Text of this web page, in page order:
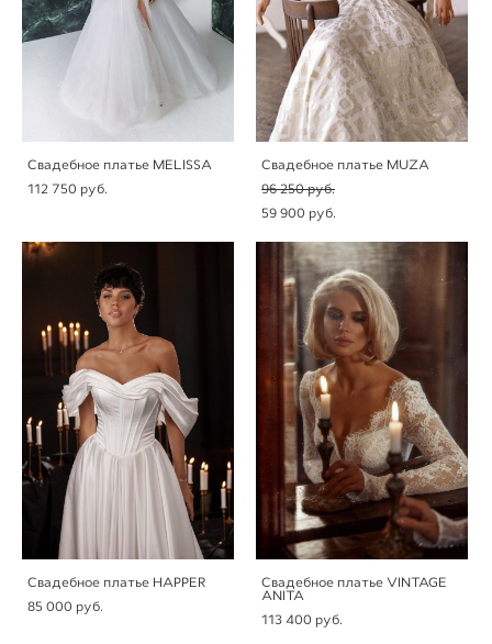
Свадебное платье MELISSA
112 750 pуб.
Свадебное платье MUZA
96 250 pуб.
59 900 pуб.
Свадебное платье HAPPER
85 000 pуб.
Свадебное платье VINTAGE
ANITA
113 400 pуб.